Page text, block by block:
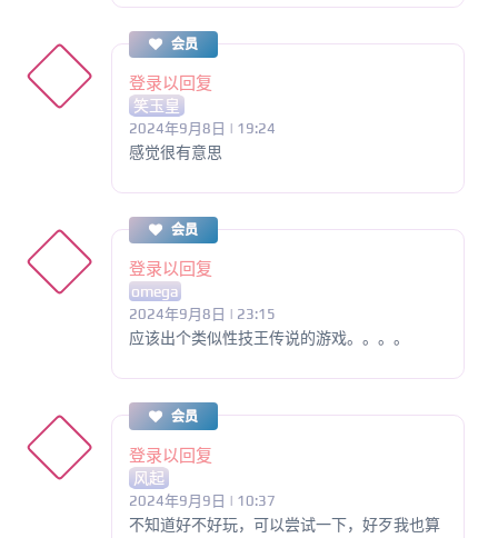
会员
登录以回复
笑玉皇
2024年9月8日 | 19:24
感觉很有意思
会员
登录以回复
omega
2024年9月8日 | 23:15
应该出个类似性技王传说的游戏。。。。
会员
登录以回复
风起
2024年9月9日 | 10:37
不知道好不好玩，可以尝试一下，好歹我也算